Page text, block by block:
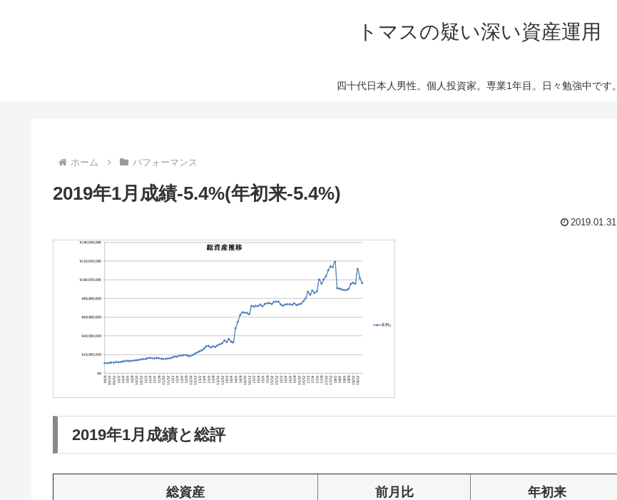
トマスの疑い深い資産運用
四十代日本人男性。個人投資家。専業1年目。日々勉強中です。
ホーム パフォーマンス
2019年1月成績-5.4%(年初来-5.4%)
2019.01.31
2019年1月成績と総評
総資産 前月比 年初来